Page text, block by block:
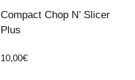
Compact Chop N’ Slicer
Plus
10,00€